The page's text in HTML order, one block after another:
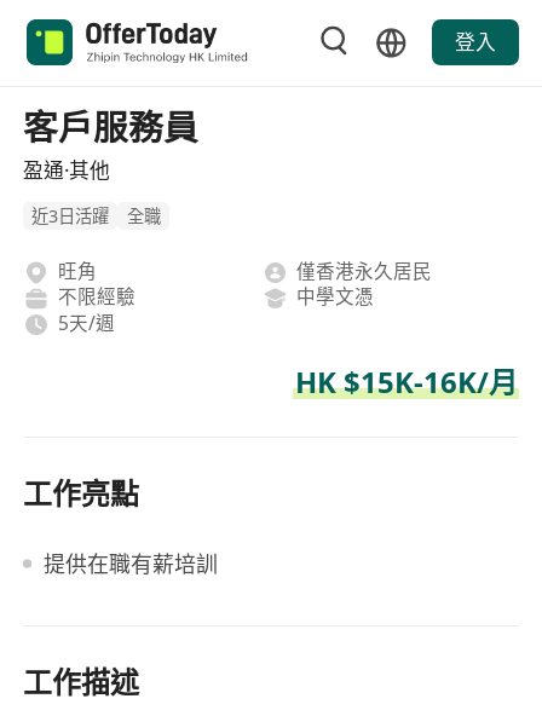
登入
客戶服務員
盈通·其他
近3日活躍 全職
旺角
僅香港永久居民
不限經驗
中學文憑
5天/週
HK $15K-16K/月
工作亮點
提供在職有薪培訓
工作描述